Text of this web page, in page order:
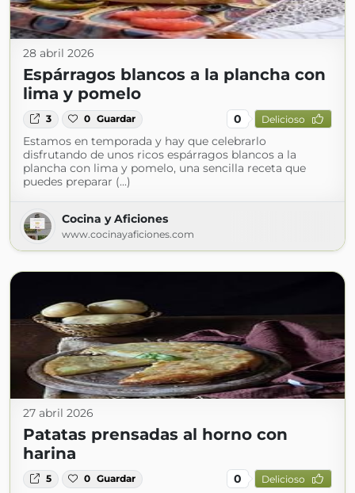
28 abril 2026
Espárragos blancos a la plancha con
lima y pomelo
3 0 Guardar 0 Delicioso
Estamos en temporada y hay que celebrarlo
disfrutando de unos ricos espárragos blancos a la
plancha con lima y pomelo, una sencilla receta que
puedes preparar (...)
Cocina y Aficiones
www.cocinayaficiones.com
27 abril 2026
Patatas prensadas al horno con
harina
5 0 Guardar 0 Delicioso